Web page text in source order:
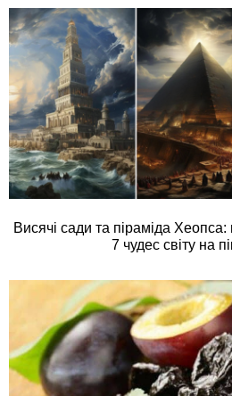
Висячі сади та піраміда
7 чудес світу на